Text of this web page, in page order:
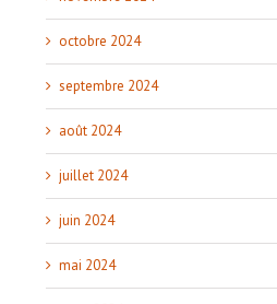
octobre 2024
septembre 2024
août 2024
juillet 2024
juin 2024
mai 2024